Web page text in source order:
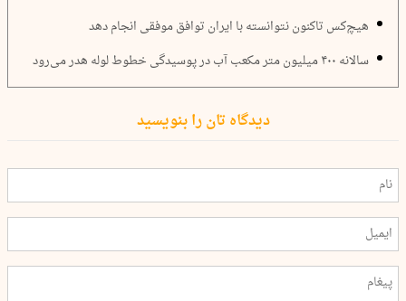
هیچ‌کس تاکنون نتوانسته با ایران توافق موفقی انجام دهد
سالانه ۴۰۰ میلیون متر مکعب آب در پوسیدگی خطوط لوله هدر می‌رود
دیدگاه تان را بنویسید